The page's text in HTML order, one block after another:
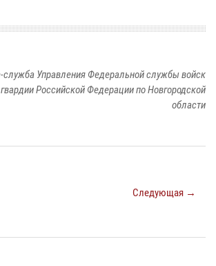
служба Управления Федеральной службы войск
Российской Федерации по Новгородской
области
Следующая →